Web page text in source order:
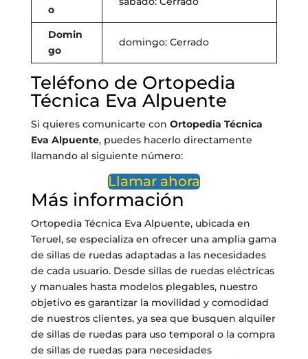
o
Domin
go
domingo: Cerrado
Teléfono de Ortopedia
Técnica Eva Alpuente
Si quieres comunicarte con Ortopedia Técnica
Eva Alpuente, puedes hacerlo directamente
llamando al siguiente número:
Llamar ahora
Más información
Ortopedia Técnica Eva Alpuente, ubicada en
Teruel, se especializa en ofrecer una amplia gama
de sillas de ruedas adaptadas a las necesidades
de cada usuario. Desde sillas de ruedas eléctricas
y manuales hasta modelos plegables, nuestro
objetivo es garantizar la movilidad y comodidad
de nuestros clientes, ya sea que busquen alquiler
de sillas de ruedas para uso temporal o la compra
de sillas de ruedas para necesidades